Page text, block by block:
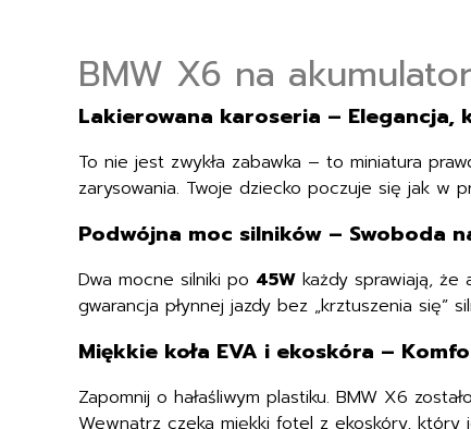
BMW X6 na
Lakierowana karoseria –
To nie jest zwykła zabawka – to miniatura
zarysowania. Twoje dziecko poczuje się jak w
Podwójna moc silników – Swoboda
Dwa mocne silniki po 45W każdy sprawiają,
gwarancja płynnej jazdy bez „krztuszenia się”
Miękkie koła EVA i ekoskóra –
Zapomnij o hałaśliwym plastiku. BMW X6
Wewnątrz czeka miękki fotel z ekoskóry,